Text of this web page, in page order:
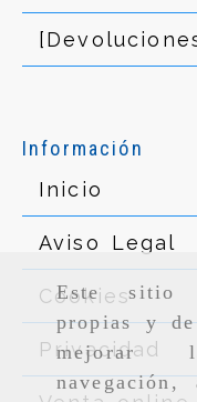
Este sitio
propias y
mejorar
Información
Inicio
Aviso Legal
Cookies
Privacidad